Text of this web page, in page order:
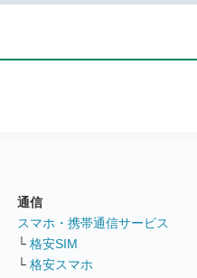
通信
スマホ・携帯通信サービス
└ 格安SIM
└ 格安スマホ